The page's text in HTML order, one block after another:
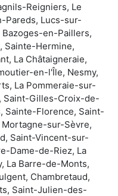
Reigniers, Le
Pareds, Lucs-sur-
en-Paillers,
Sainte-Hermine,
La Châtaigneraie,
en-l'Île, Nesmy,
La Pommeraie-sur-
Saint-Gilles-Croix-de-
Sainte-Florence, Saint-
sur-Sèvre,
Saint-Vincent-sur-
Dame-de-Riez, La
La Barre-de-Monts,
Chambretaud,
Saint-Julien-des-